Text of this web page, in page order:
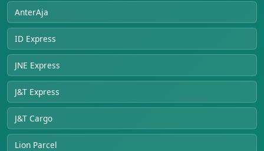
AnterAja
ID Express
JNE Express
J&T Express
J&T Cargo
Lion Parcel